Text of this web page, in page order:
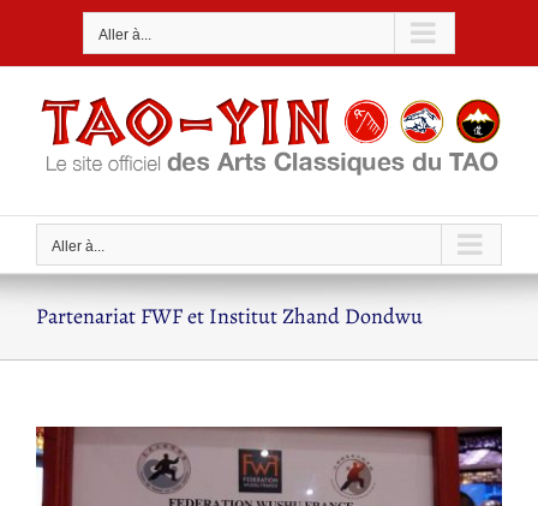
Aller à...
Aller à...
Partenariat FWF et Institut Zhand Dondwu